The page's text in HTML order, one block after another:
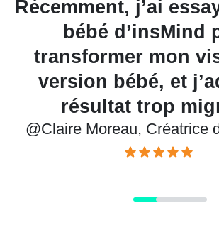
j’ai essayé le filtre
d’insMind pour
mon visage en
et j’adore le
trop mignon.
Créatrice de Contenu